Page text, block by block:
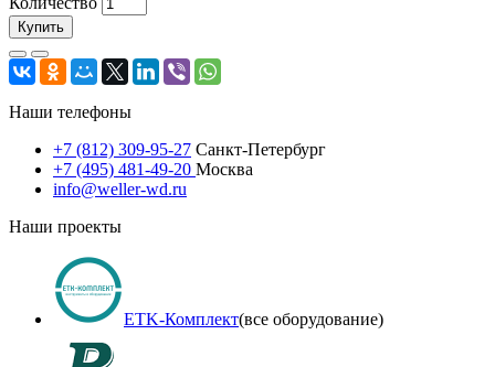
Купить
Наши телефоны
+7 (812) 309-95-27 Санкт-Петербург
+7 (495) 481-49-20 Москва
info@weller-wd.ru
Наши проекты
ETK-Комплект(все оборудование)